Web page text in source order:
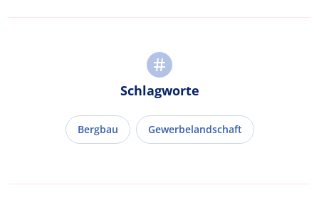
Schlagworte
Bergbau Gewerbelandschaft